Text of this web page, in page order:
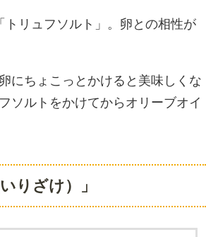
リュフソルト」。卵との相性が
にちょこっとかけると美味しくな
ソルトをかけてからオリーブオイ
りざけ）」